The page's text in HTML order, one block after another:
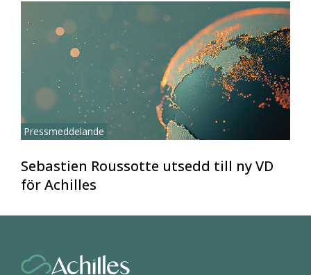
Pressmeddelande
Sebastien Roussotte utsedd till ny VD
för Achilles